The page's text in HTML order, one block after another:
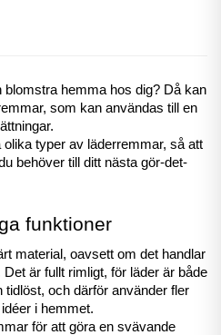
hemma hos dig? Då kan
som kan användas till en
typer av läderremmar, så att
behöver till ditt nästa gör-det-
funktioner
material, oavsett om det handlar
är fullt rimligt, för läder är både
tidlöst, och därför använder fler
i hemmet.
för att göra en svävande